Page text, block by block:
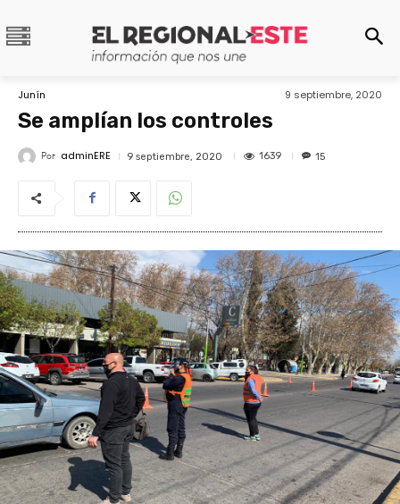
Junín 9 septiembre, 2020
Se amplían los controles
Por adminERE 9 septiembre, 2020 1639 15